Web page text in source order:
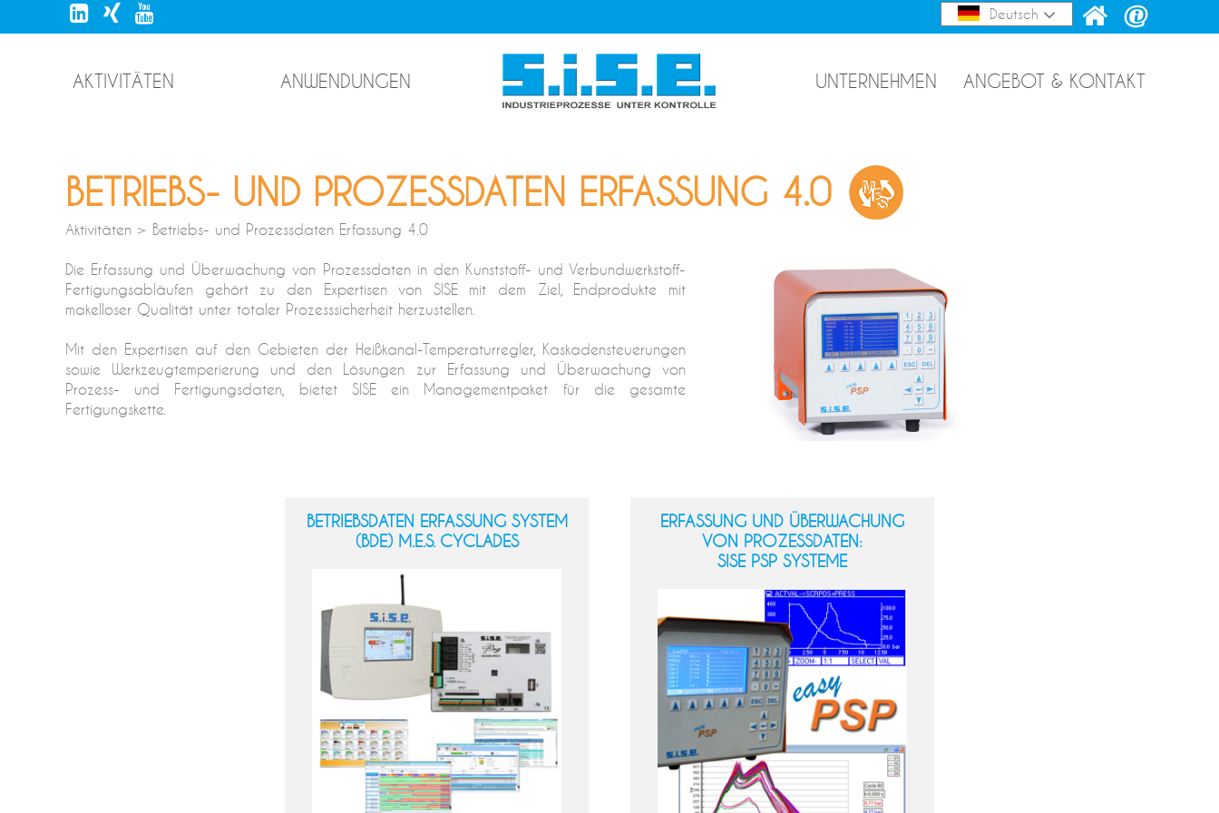
Deutsch
UNTERNEHMEN ANGEBOT & KONTAKT
AKTIVITÄTEN ANWENDUNGEN
BETRIEBS- UND PROZESSDATEN ERFASSUNG 4.0
Aktivitäten > Betriebs- und Prozessdaten Erfassung 4.0
Die Erfassung und Überwachung von Prozessdaten in den Kunststoff- und Verbundwerkstoff-
Fertigungsabläufen gehört zu den Expertisen von SISE mit dem Ziel, Endprodukte mit
makelloser Qualität unter totaler Prozesssicherheit herzustellen.
Mit den Expertisen auf den Gebieten der Heißkanal-Temperaturregler, Kaskadensteuerungen
sowie Werkzeugtemperierung und den Lösungen zur Erfassung und Überwachung von
Prozess- und Fertigungsdaten, bietet SISE ein Managementpaket für die gesamte
Fertigungskette.
BETRIEBSDATEN ERFASSUNG SYSTEM
(BDE) M.E.S. CYCLADES
ERFASSUNG UND ÜBERWACHUNG
VON PROZESSDATEN:
SISE PSP SYSTEME